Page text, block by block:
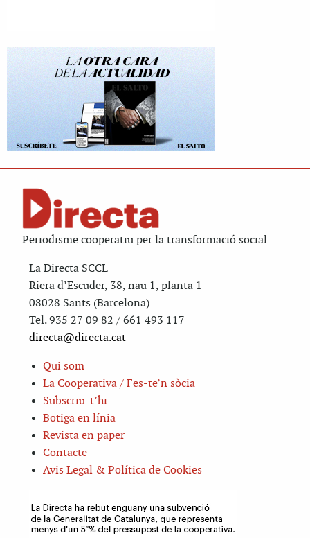
Periodisme cooperatiu per la transformació social
La Directa SCCL
Riera d’Escuder, 38, nau 1, planta 1
08028 Sants (Barcelona)
Tel. 935 27 09 82 / 661 493 117
directa@directa.cat
Qui som
La Cooperativa / Fes-te’n sòcia
Subscriu-t’hi
Botiga en línia
Revista en paper
Contacte
Avis Legal & Política de Cookies